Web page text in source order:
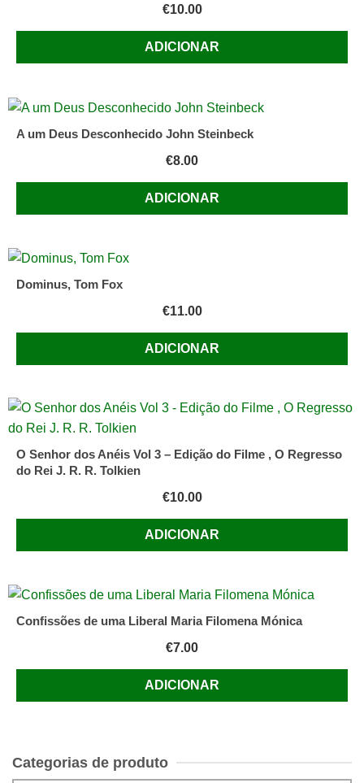
€10.00
ADICIONAR
A um Deus Desconhecido John Steinbeck
€8.00
ADICIONAR
Dominus, Tom Fox
€11.00
ADICIONAR
O Senhor dos Anéis Vol 3 – Edição do Filme , O Regresso
do Rei J. R. R. Tolkien
€10.00
ADICIONAR
Confissões de uma Liberal Maria Filomena Mónica
€7.00
ADICIONAR
Categorias de produto